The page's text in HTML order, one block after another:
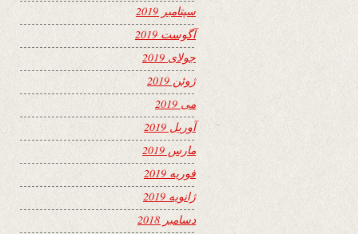
سپتامبر 2019
آگوست 2019
جولای 2019
ژوئن 2019
می 2019
آوریل 2019
مارس 2019
فوریه 2019
ژانویه 2019
دسامبر 2018